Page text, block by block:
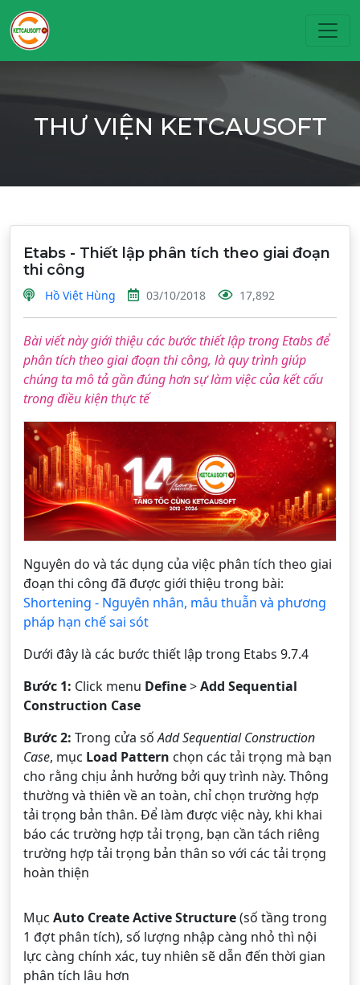
THƯ VIỆN KETCAUSOFT
Etabs - Thiết lập phân tích theo giai đoạn
thi công
Hồ Việt Hùng 03/10/2018 17,892
Bài viết này giới thiệu các bước thiết lập trong Etabs để
phân tích theo giai đoạn thi công, là quy trình giúp
chúng ta mô tả gần đúng hơn sự làm việc của kết cấu
trong điều kiện thực tế
Nguyên do và tác dụng của việc phân tích theo giai
đoạn thi công đã được giới thiệu trong bài:
Shortening - Nguyên nhân, mâu thuẫn và phương
pháp hạn chế sai sót
Dưới đây là các bước thiết lập trong Etabs 9.7.4
Bước 1: Click menu Define>Add Sequential
Construction Case
Bước 2: Trong cửa sốAdd Sequential Construction
Case, mục Load Pattern chọn các tải trọng mà bạn
cho rằng chịu ảnh hưởng bởi quy trình này. Thông
thường và thiên về an toàn, chỉ chọn trường hợp
tải trọng bản thân. Để làm được việc này, khi khai
báo các trường hợp tải trọng, bạn cần tách riêng
trường hợp tải trọng bản thân so với các tải trọng
hoàn thiện
Mục Auto Create Active Structure(số tầng trong
1 đợt phân tích), số lượng nhập càng nhỏ thì nội
lực càng chính xác, tuy nhiên sẽ dẫn đến thời gian
phân tích lâu hơn